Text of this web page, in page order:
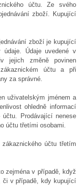
účtu. Ze svého
zboží. Kupující
zboží je kupující
údaje. Údaje uvedené v
jejich změně povinen
účtu a při
za správné.
uživatelským jménem a
ohledně informací
Prodávající nenese
účtu třetími osobami.
účtu třetím
zejména v případě, když
či v případě, kdy kupující